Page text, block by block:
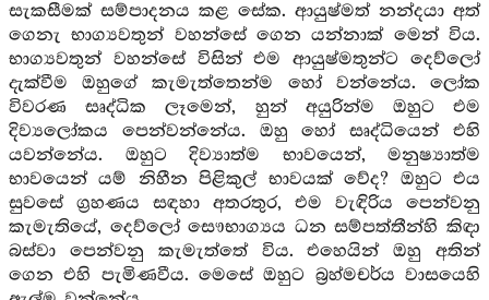
සැකසීමක් සම්පාදනය කළ සේක. ආයුෂ්මත් නන්දයා අත්
ගෙනැ භාග්‍යවතුන් වහන්සේ ගෙන යන්නාක් මෙන් විය.
භාග්‍යවතුන් වහන්සේ විසින් එම ආයුෂ්මතුන්ට දෙව්ලෝ
දැක්වීම ඔහුගේ කැමැත්තෙන්ම හෝ වන්නේය. ලෝක
විවරණ සෘද්ධික ලෑමෙන්, හුන් අයුරින්ම ඔහුට එම
දිව්‍යලෝකය පෙන්වන්නේය. ඔහු හෝ සෘද්ධියෙන් එහි
යවන්නේය. ඔහුට දිව්‍යාත්ම භාවයෙන්, මනුෂ්‍යාත්ම
භාවයෙන් යම් නිහීන පිළිකුල් භාවයක් වේද? ඔහුට එය
සුවසේ ග්‍රහණය සඳහා අතරතුර, එම වැඳිරිය පෙන්වනු
කැමැතියේ, දෙව්ලෝ සෞභාග්‍යය ධන සම්පත්තීන්හි කිඳා
බස්වා පෙන්වනු කැමැත්තේ විය. එහෙයින් ඔහු අතින්
ගෙන එහි පැමිණවීය. මෙසේ ඔහුට බ්‍රහ්මචර්ය වාසයෙහි